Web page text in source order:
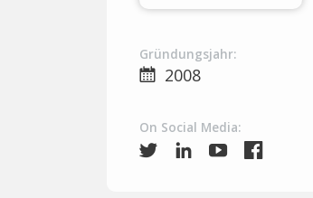
Gründungsjahr:
2008
On Social Media: